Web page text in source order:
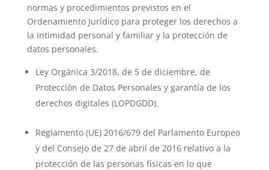
normas y procedimientos previstos en el
Ordenamiento Jurídico para proteger los derechos a
la intimidad personal y familiar y la protección de
datos personales.
Ley Orgánica 3/2018, de 5 de diciembre, de
Protección de Datos Personales y garantía de los
derechos digitales (LOPDGDD).
Reglamento (UE) 2016/679 del Parlamento Europeo
y del Consejo de 27 de abril de 2016 relativo a la
protección de las personas físicas en lo que